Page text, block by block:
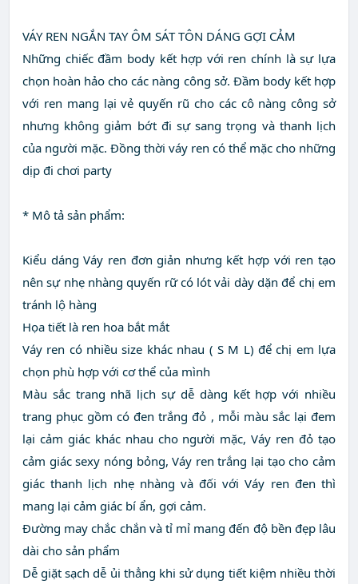
VÁY REN NGẮN TAY ÔM SÁT TÔN DÁNG GỢI CẢM
Những chiếc đầm body kết hợp với ren chính là sự lựa
chọn hoàn hảo cho các nàng công sở. Đầm body kết hợp
với ren mang lại vẻ quyến rũ cho các cô nàng công sở
nhưng không giảm bớt đi sự sang trọng và thanh lịch
của người mặc. Đồng thời váy ren có thể mặc cho những
dịp đi chơi party
* Mô tả sản phẩm:
Kiểu dáng Váy ren đơn giản nhưng kết hợp với ren tạo
nên sự nhẹ nhàng quyến rữ có lót vải dày dặn để chị em
tránh lộ hàng
Họa tiết là ren hoa bắt mắt
Váy ren có nhiều size khác nhau ( S M L) để chị em lựa
chọn phù hợp với cơ thể của mình
Màu sắc trang nhã lịch sự dễ dàng kết hợp với nhiều
trang phục gồm có đen trắng đỏ , mỗi màu sắc lại đem
lại cảm giác khác nhau cho người mặc, Váy ren đỏ tạo
cảm giác sexy nóng bỏng, Váy ren trắng lại tạo cho cảm
giác thanh lịch nhẹ nhàng và đối với Váy ren đen thì
mang lại cảm giác bí ẩn, gợi cảm.
Đường may chắc chắn và tỉ mỉ mang đến độ bền đẹp lâu
dài cho sản phẩm
Dễ giặt sạch dễ ủi thẳng khi sử dụng tiết kiệm nhiều thời